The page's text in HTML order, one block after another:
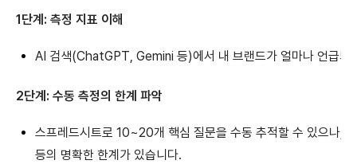
1단계: 측정 지표 이해
AI 검색(ChatGPT, Gemini 등)에서 내 브랜드가 얼마나 언급되
2단계: 수동 측정의 한계 파악
스프레드시트로 10~20개 핵심 질문을 수동 추적할 수 있으나,
등의 명확한 한계가 있습니다.